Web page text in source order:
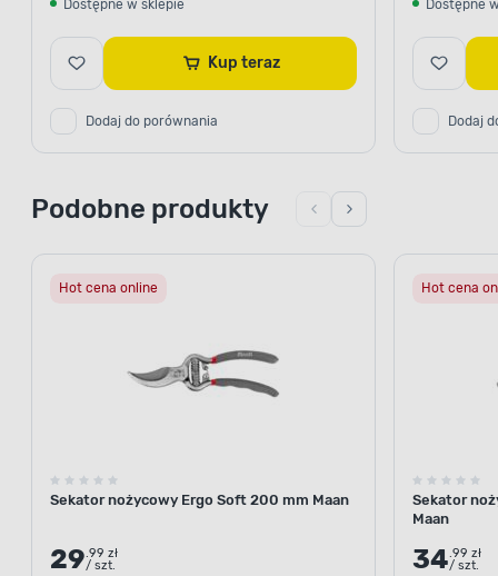
Dostępne w sklepie
Kup teraz
Dodaj do porównania
Dostępne
Dodaj
Podobne produkty
Hot cena online
Sekator nożycowy Ergo Soft 200 mm Maan
29.99 zł
/ szt.
Hot cena
Sekator
Maan
34.99 zł
/ szt.